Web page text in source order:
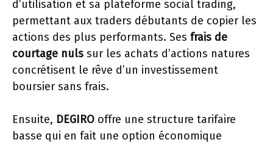
d’utilisation et sa plateforme social trading,
permettant aux traders débutants de copier les
actions des plus performants. Ses frais de
courtage nuls sur les achats d’actions natures
concrétisent le rêve d’un investissement
boursier sans frais.
Ensuite, DEGIRO offre une structure tarifaire
basse qui en fait une option économique